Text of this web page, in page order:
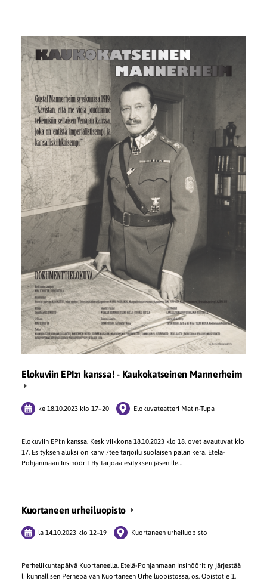
Elokuviin EPI:n kanssa! - Kaukokatseinen Mannerheim
ke 18.10.2023 klo 17–20 Elokuvateatteri Matin-Tupa
Elokuviin EPI:n kanssa. Keskiviikkona 18.10.2023 klo 18, ovet avautuvat klo
17. Esityksen aluksi on kahvi/tee tarjoilu suolaisen palan kera. Etelä-
Pohjanmaan Insinöörit Ry tarjoaa esityksen jäsenille…
Kuortaneen urheiluopisto
la 14.10.2023 klo 12–19 Kuortaneen urheiluopisto
Perheliikuntapäivä Kuortaneella. Etelä-Pohjanmaan Insinöörit ry järjestää
liikunnallisen Perhepäivän Kuortaneen Urheiluopistossa, os. Opistotie 1,